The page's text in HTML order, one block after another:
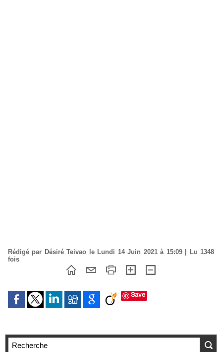
Rédigé par Désiré Teivao le Lundi 14 Juin 2021 à 15:09 | Lu 1348
fois
Save